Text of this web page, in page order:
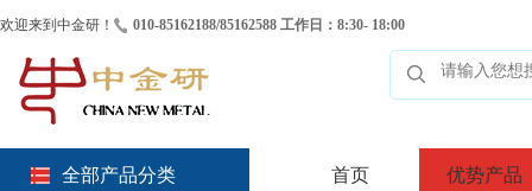
欢迎来到中金研！ 010-85162188/85162588 工作日：8:30- 18:00
全部产品分类 首页 优势产品